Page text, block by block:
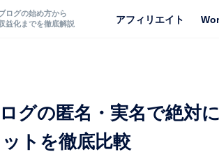
ログの始め方から
益化までを徹底解説
アフィリエイト
ログの匿名・実名で絶対
トを徹底比較